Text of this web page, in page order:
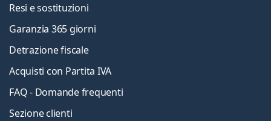
Resi e sostituzioni
Garanzia 365 giorni
Detrazione fiscale
Acquisti con Partita IVA
FAQ - Domande frequenti
Sezione clienti